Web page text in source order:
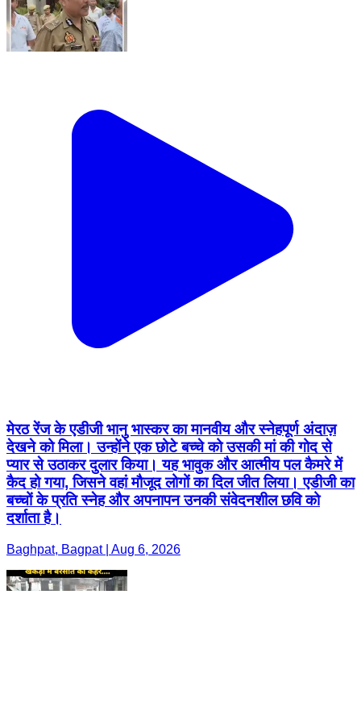
मेरठ रेंज के एडीजी भानु भास्कर का मानवीय और स्नेहपूर्ण अंदाज़
देखने को मिला। उन्होंने एक छोटे बच्चे को उसकी मां की गोद से
प्यार से उठाकर दुलार किया। यह भावुक और आत्मीय पल कैमरे में
कैद हो गया, जिसने वहां मौजूद लोगों का दिल जीत लिया। एडीजी का
बच्चों के प्रति स्नेह और अपनापन उनकी संवेदनशील छवि को
दर्शाता है।
Baghpat, Bagpat | Aug 6, 2026